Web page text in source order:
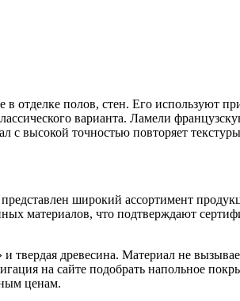
отделке полов, стен. Его используют
варианта. Ламели
высокой точностью повторяет
широкий ассортимент
материалов, что подтверждают
древесина. Материал не
на сайте подобрать напольное
ценам.